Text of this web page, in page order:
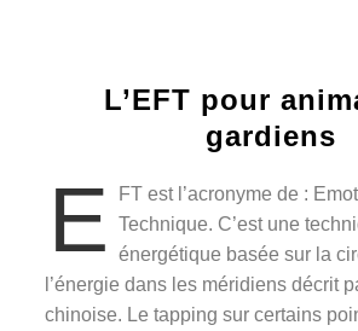
L’EFT pour
gardiens
E
FT est l’acronyme de :
Technique. C’est une
énergétique basée sur la
l’énergie dans les méridiens décrit
chinoise. Le tapping sur certains